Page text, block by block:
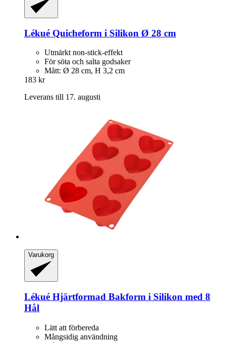
Lékué Quicheform i Silikon Ø 28 cm
Utmärkt non-stick-effekt
För söta och salta godsaker
Mått: Ø 28 cm, H 3,2 cm
183 kr
Leverans till 17. augusti
Varukorg
Lékué Hjärtformad Bakform i Silikon med 8
Hål
Lätt att förbereda
Mångsidig användning